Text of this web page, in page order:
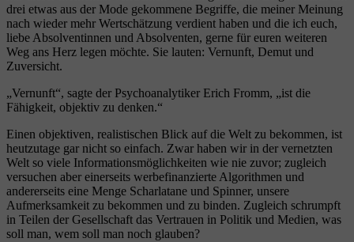
drei etwas aus der Mode gekommene Begriffe, die meiner Meinung
nach wieder mehr Wertschätzung verdient haben und die ich euch,
liebe Absolventinnen und Absolventen, gerne für euren weiteren
Weg ans Herz legen möchte. Sie lauten: Vernunft, Demut und
Zuversicht.
„Vernunft“, sagte der Psychoanalytiker Erich Fromm, „ist die
Fähigkeit, objektiv zu denken.“
Einen objektiven, realistischen Blick auf die Welt zu bekommen, ist
heutzutage gar nicht so einfach. Zwar haben wir in der vernetzten
Welt so viele Informationsmöglichkeiten wie nie zuvor; zugleich
versuchen aber einerseits werbefinanzierte Algorithmen und
andererseits eine Menge Scharlatane und Spinner, unsere
Aufmerksamkeit zu bekommen und zu binden. Zugleich schrumpft
in Teilen der Gesellschaft das Vertrauen in Politik und Medien, was
soll man, wem soll man noch glauben?